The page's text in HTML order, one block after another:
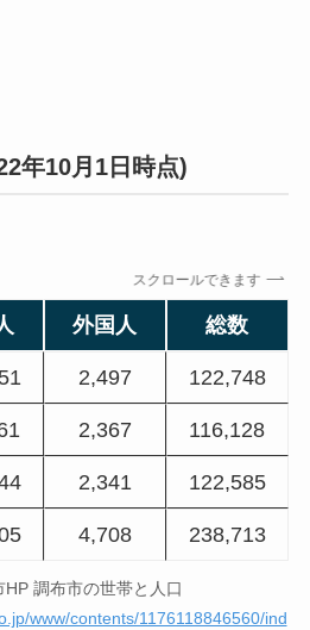
年10月1日時点)
スクロールできます
外国人 総数
2,497 122,748
2,367 116,128
2,341 122,585
4,708 238,713
HP 調布市の世帯と人口
www/contents/1176118846560/ind